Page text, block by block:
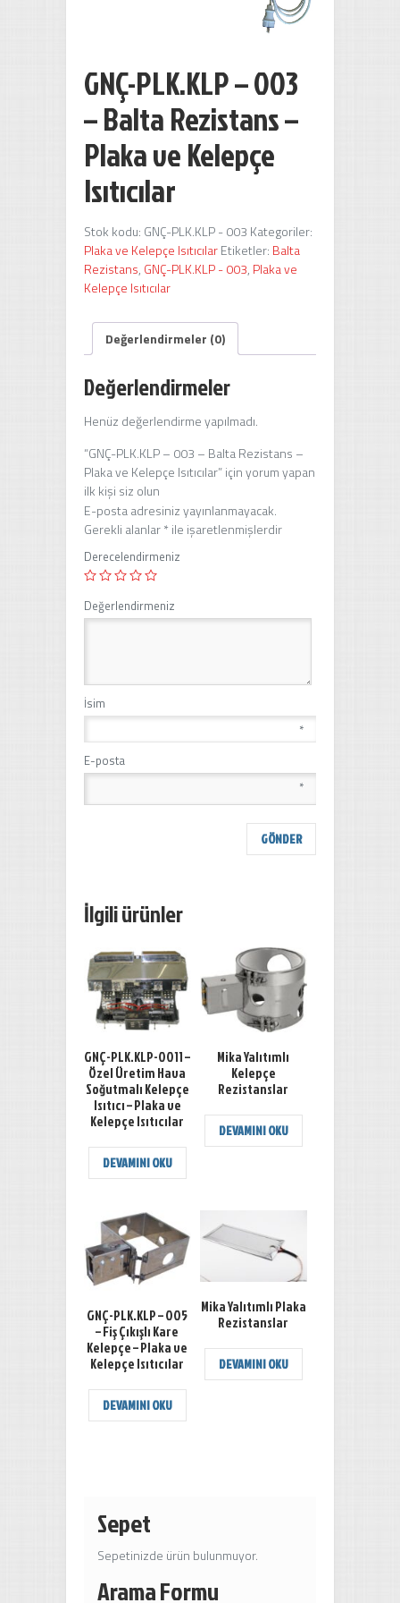
GNÇ-PLK.KLP – 003
– Balta Rezistans –
Plaka ve Kelepçe
Isıtıcılar
Stok kodu: GNÇ-PLK.KLP - 003 Kategoriler:
Plaka ve Kelepçe IsıtıcılarEtiketler: Balta
Rezistans, GNÇ-PLK.KLP - 003, Plaka ve
Kelepçe Isıtıcılar
Değerlendirmeler (0)
Değerlendirmeler
Henüz değerlendirme yapılmadı.
“GNÇ-PLK.KLP – 003 – Balta Rezistans –
Plaka ve Kelepçe Isıtıcılar” için yorum yapan
ilk kişi siz olun
E-posta adresiniz yayınlanmayacak.
Gerekli alanlar* ile işaretlenmişlerdir
Derecelendirmeniz
Değerlendirmeniz
İsim
*
E-posta
*
İlgili ürünler
GNÇ-PLK.KLP-0011 –
Özel Üretim Hava
Soğutmalı Kelepçe
Isıtıcı – Plaka ve
Kelepçe Isıtıcılar
DEVAMINI OKU
Mika Yalıtımlı
Kelepçe
Rezistanslar
DEVAMINI OKU
GNÇ-PLK.KLP – 005
– Fiş Çıkışlı Kare
Kelepçe – Plaka ve
Kelepçe Isıtıcılar
DEVAMINI OKU
Mika Yalıtımlı Plaka
Rezistanslar
DEVAMINI OKU
Sepet
Sepetinizde ürün bulunmuyor.
Arama Formu